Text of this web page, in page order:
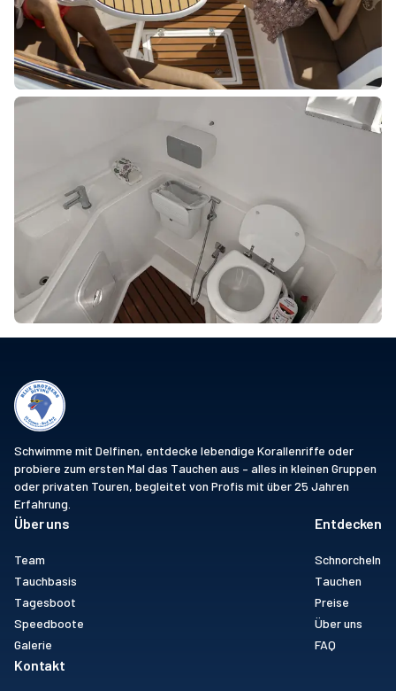
Schwimme mit Delfinen, entdecke lebendige Korallenriffe oder
probiere zum ersten Mal das Tauchen aus – alles in kleinen Gruppen
oder privaten Touren, begleitet von Profis mit über 25 Jahren
Erfahrung.
Über uns
Team
Tauchbasis
Tagesboot
Speedboote
Galerie
Entdecken
Schnorcheln
Tauchen
Preise
Über uns
FAQ
Kontakt